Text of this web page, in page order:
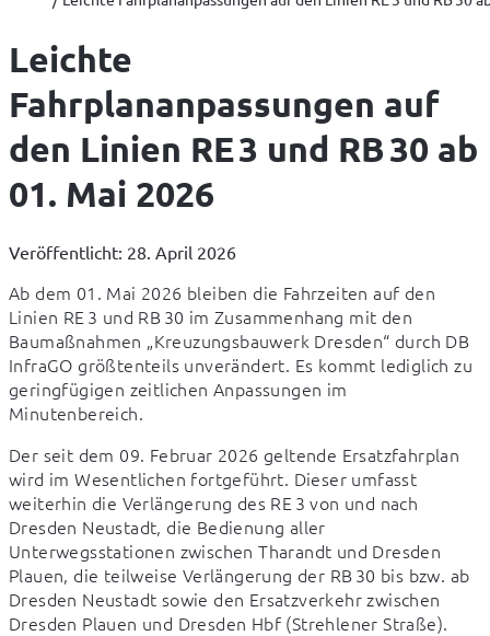
Leichte
Fahrplananpassungen auf
den Linien RE 3 und RB 30 ab
01. Mai 2026
Veröffentlicht: 28. April 2026
Ab dem 01. Mai 2026 bleiben die Fahrzeiten auf den
Linien RE 3 und RB 30 im Zusammenhang mit den
Baumaßnahmen „Kreuzungsbauwerk Dresden“ durch DB
InfraGO größtenteils unverändert. Es kommt lediglich zu
geringfügigen zeitlichen Anpassungen im
Minutenbereich.
Der seit dem 09. Februar 2026 geltende Ersatzfahrplan
wird im Wesentlichen fortgeführt. Dieser umfasst
weiterhin die Verlängerung des RE 3 von und nach
Dresden Neustadt, die Bedienung aller
Unterwegsstationen zwischen Tharandt und Dresden
Plauen, die teilweise Verlängerung der RB 30 bis bzw. ab
Dresden Neustadt sowie den Ersatzverkehr zwischen
Dresden Plauen und Dresden Hbf (Strehlener Straße).